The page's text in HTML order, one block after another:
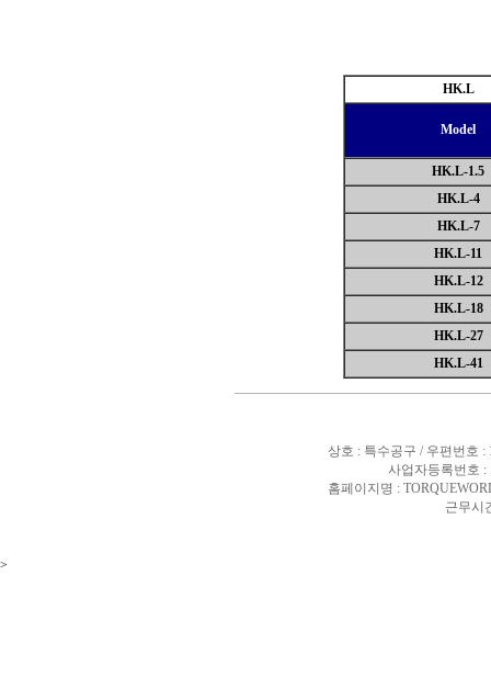
HK.L
Model
HK.L-1.5
HK.L-4
HK.L-7
HK.L-11
HK.L-12
HK.L-18
HK.L-27
HK.L-41
상호 : 특수공구 / 우편번호 :
사업자등록번호 :
홈페이지명 :
근무시
>